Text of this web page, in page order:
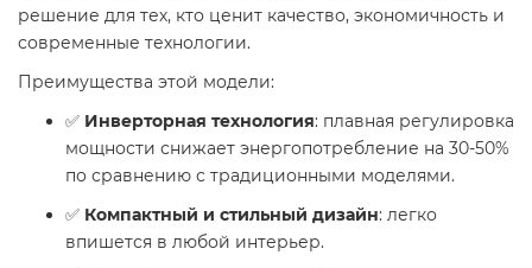
решение для тех, кто ценит качество, экономичность и
современные технологии.
Преимущества этой модели:
✅ Инверторная технология: плавная регулировка
мощности снижает энергопотребление на 30-50%
по сравнению с традиционными моделями.
✅ Компактный и стильный дизайн: легко
впишется в любой интерьер.